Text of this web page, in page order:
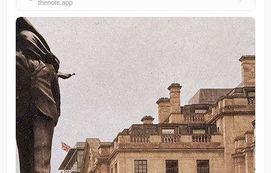
thenote.app